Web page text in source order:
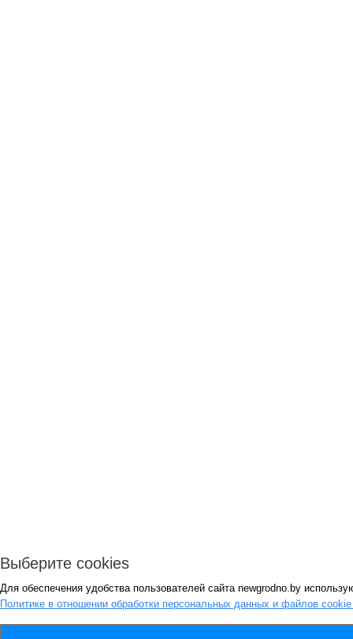
Выберите cookies
Для обеспечения удобства пользователей сайта newgrodno.by
Политике в отношении обработки персональных данных и файлов